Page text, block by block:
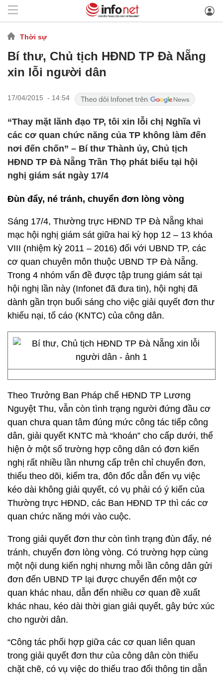
Thời sự
Bí thư, Chủ tịch HĐND TP Đà Nẵng
xin lỗi người dân
17/04/2015 - 14:54
“Thay mặt lãnh đạo TP, tôi xin lỗi chị Nghĩa vì
các cơ quan chức năng của TP không làm đến
nơi đến chốn” – Bí thư Thành ủy, Chủ tịch
HĐND TP Đà Nẵng Trần Thọ phát biểu tại hội
nghị giám sát ngày 17/4
Đùn đẩy, né tránh, chuyển đơn lòng vòng
Sáng 17/4, Thường trực HĐND TP Đà Nẵng khai
mạc hội nghị giám sát giữa hai kỳ họp 12 – 13 khóa
VIII (nhiệm kỳ 2011 – 2016) đối với UBND TP, các
cơ quan chuyên môn thuộc UBND TP Đà Nẵng.
Trong 4 nhóm vấn đề được tập trung giám sát tại
hội nghị lần này (Infonet đã đưa tin), hội nghị đã
dành gần trọn buổi sáng cho việc giải quyết đơn thư
khiếu nại, tố cáo (KNTC) của công dân.
Theo Trưởng Ban Pháp chế HĐND TP Lương
Nguyệt Thu, vẫn còn tình trạng người đứng đầu cơ
quan chưa quan tâm đúng mức công tác tiếp công
dân, giải quyết KNTC mà “khoán” cho cấp dưới, thể
hiện ở một số trường hợp công dân có đơn kiến
nghị rất nhiều lần nhưng cấp trên chỉ chuyển đơn,
thiếu theo dõi, kiểm tra, đôn đốc dẫn đến vụ việc
kéo dài không giải quyết, có vụ phải có ý kiến của
Thường trực HĐND, các Ban HĐND TP thì các cơ
quan chức năng mới vào cuộc.
Trong giải quyết đơn thư còn tình trạng đùn đẩy, né
tránh, chuyển đơn lòng vòng. Có trường hợp cùng
một nội dung kiến nghị nhưng mỗi lần công dân gửi
đơn đến UBND TP lại được chuyển đến một cơ
quan khác nhau, dẫn đến nhiều cơ quan đề xuất
khác nhau, kéo dài thời gian giải quyết, gây bức xúc
cho người dân.
“Công tác phối hợp giữa các cơ quan liên quan
trong giải quyết đơn thư của công dân còn thiếu
chặt chẽ, có vụ việc do thiếu trao đổi thông tin dẫn